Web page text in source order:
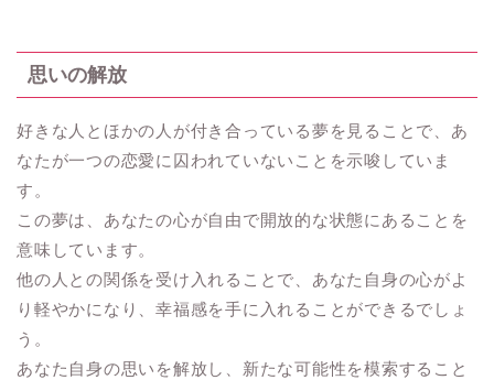
思いの解放
好きな人とほかの人が付き合っている夢を見ることで、あ
なたが一つの恋愛に囚われていないことを示唆していま
す。
この夢は、あなたの心が自由で開放的な状態にあることを
意味しています。
他の人との関係を受け入れることで、あなた自身の心がよ
り軽やかになり、幸福感を手に入れることができるでしょ
う。
あなた自身の思いを解放し、新たな可能性を模索すること